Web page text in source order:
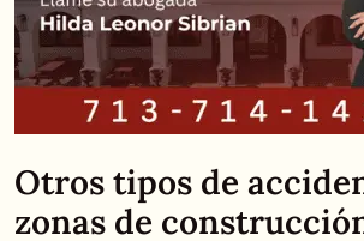
Otros tipos de
zonas de